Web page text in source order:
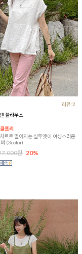
리뷰:2
블라우스
프리
르르 떨어지는 실루엣이 여성스러운
(3color)
원 20%